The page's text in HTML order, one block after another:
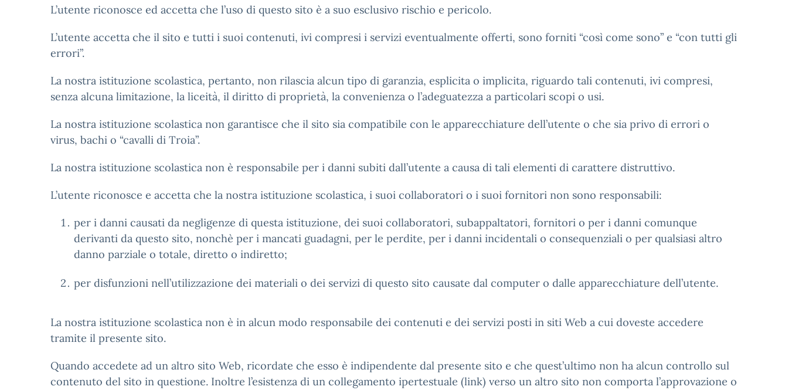
L’utente riconosce ed accetta che l’uso di questo sito è a suo esclusivo rischio e pericolo.
L’utente accetta che il sito e tutti i suoi contenuti, ivi compresi i servizi eventualmente offerti, sono forniti “così come sono” e “con tutti gli
errori”.
La nostra istituzione scolastica, pertanto, non rilascia alcun tipo di garanzia, esplicita o implicita, riguardo tali contenuti, ivi compresi,
senza alcuna limitazione, la liceità, il diritto di proprietà, la convenienza o l’adeguatezza a particolari scopi o usi.
La nostra istituzione scolastica non garantisce che il sito sia compatibile con le apparecchiature dell’utente o che sia privo di errori o
virus, bachi o “cavalli di Troia”.
La nostra istituzione scolastica non è responsabile per i danni subiti dall’utente a causa di tali elementi di carattere distruttivo.
L’utente riconosce e accetta che la nostra istituzione scolastica, i suoi collaboratori o i suoi fornitori non sono responsabili:
per i danni causati da negligenze di questa istituzione, dei suoi collaboratori, subappaltatori, fornitori o per i danni comunque
derivanti da questo sito, nonchè per i mancati guadagni, per le perdite, per i danni incidentali o consequenziali o per qualsiasi altro
danno parziale o totale, diretto o indiretto;
per disfunzioni nell’utilizzazione dei materiali o dei servizi di questo sito causate dal computer o dalle apparecchiature dell’utente.
La nostra istituzione scolastica non è in alcun modo responsabile dei contenuti e dei servizi posti in siti Web a cui doveste accedere
tramite il presente sito.
Quando accedete ad un altro sito Web, ricordate che esso è indipendente dal presente sito e che quest’ultimo non ha alcun controllo sul
contenuto del sito in questione. Inoltre l’esistenza di un collegamento ipertestuale (link) verso un altro sito non comporta l’approvazione o